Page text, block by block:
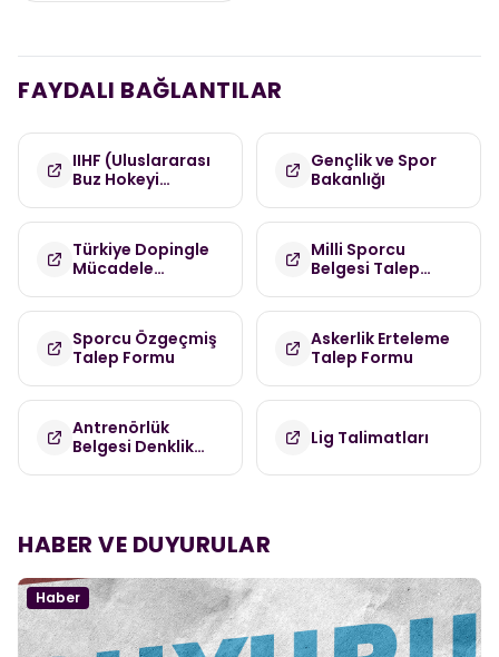
FAYDALI BAĞLANTILAR
IIHF (Uluslararası
Buz Hokeyi
Gençlik ve Spor
Bakanlığı
Türkiye Dopingle
Mücadele
(TDMK)
Milli Sporcu
Belgesi Talep
Sporcu Özgeçmiş
Talep Formu
Askerlik Erteleme
Talep Formu
Antrenörlük
Belgesi Denklik
Lig Talimatları
HABER VE DUYURULAR
Haber